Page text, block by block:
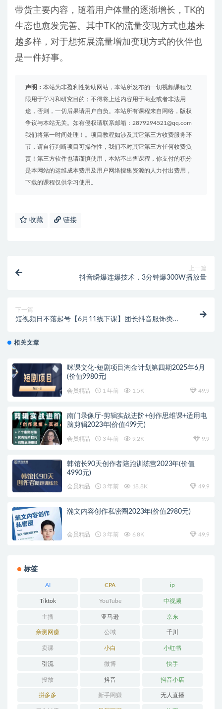
带货主要内容，随着用户体量的逐渐增长，TK的
生态也愈发完善。其中TK的流量变现方式也越来
越多样，对于想拓展流量增加变现方式的伙伴也
是一件好事。
声明： 本站为非盈利性赞助网站，本站所发布的一切视频课程仅
限用于学习和研究目的；不得将上述内容用于商业或者非法用
途，否则，一切后果请用户自负。本站所有课程来自网络，版权
争议与本站无关。如有侵权请联系邮箱：2879294521@qq.com
我们将第一时间处理！。项目教程如涉及其它第三方收费服务环
节，请自行判断项目可操作性，我们不对其它第三方任何收费负
责！第三方软件也请谨慎使用，本站不出售课程，你支付的积分
是本网站的运维成本费用及用户网络搜集资源的人力付出费用，
下载的课程仅供学习使用。
收藏 链接
上一篇
抖音瞬爆连爆技术，3分钟爆300W播放量
下一篇
短视频日不落起号【6月11线下课】团长抖音服饰类目
相关文章
咪课文化-短剧项目淘金计划第四期2025年6月
(价值9980元)
会员精品 1 年前 1.5K 49.9
南门录像厅-剪辑实战进阶+创作思维课+适用电
脑剪辑2023年(价值499元)
会员精品 3 年前 9.2K 9.9
韩馆长90天创作者陪跑训练营2023年(价值
4990元)
会员精品 3 年前 18.8K 49.9
瀚文内容创作私密圈2023年(价值2980元)
会员精品 3 年前 6.8K 49.9
标签
AI CPA ip
Tiktok YouTube 中视频
主播 亚马逊 京东
亲测网赚 公域 千川
卖课 小白 小红书
引流 微博 快手
投放 抖音 抖音小店
拼多多 新手网赚 无人直播